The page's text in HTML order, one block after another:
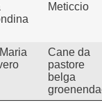
Meticcio
Cane da
pastore
belga